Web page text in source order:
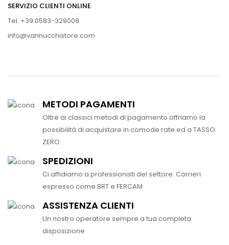
SERVIZIO CLIENTI ONLINE
Tel. +39 0583-329008
info@vannucchistore.com
METODI PAGAMENTI
Oltre ai classici metodi di pagamento offriamo la
possibilità di acquistare in comode rate ed a TASSO
ZERO.
SPEDIZIONI
Ci affidiamo a professionisti del settore. Corrieri
espresso come BRT e FERCAM
ASSISTENZA CLIENTI
Un nostro operatore sempre a tua completa
disposizione